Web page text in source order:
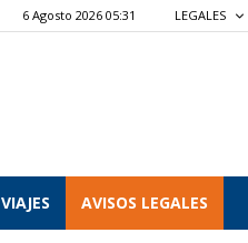
6 Agosto 2026 05:31 LEGALES
VIAJES AVISOS LEGALES